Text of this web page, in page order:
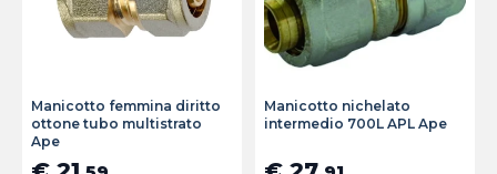
Manicotto femmina diritto
ottone tubo multistrato
Ape
Manicotto nichelato
intermedio 700L APL Ape